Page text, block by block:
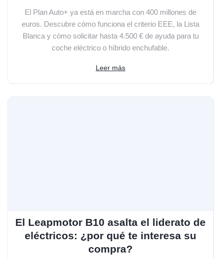
El Plan Auto+ ya está en marcha con 400 millones de
euros. Descubre cómo funciona el criterio EEE, la Lista
Blanca y cómo solicitar hasta 4.500 € de ayuda para tu
coche eléctrico o híbrido enchufable.
Leer más
El Leapmotor B10 asalta el liderato de
eléctricos: ¿por qué te interesa su
compra?